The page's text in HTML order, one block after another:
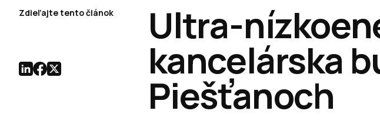
Ultra-
kancelárska
Piešťanoch
Zdieľajte tento článok